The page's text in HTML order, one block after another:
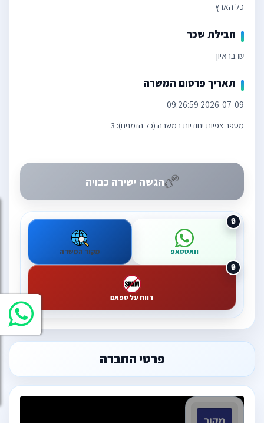
כל הארץ
חבילת שכר
₪ בראיון
תאריך פרסום המשרה
2026-07-09 09:26:59
מספר צפיות יחודיות במשרה (כל הזמנים): 3
הגשה ישירה כבויה
וואטסאפ מקור המשרה
דווח על ספאם
פרטי החברה